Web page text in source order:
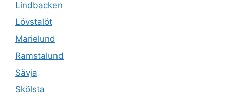
Lindbacken
Lövstalöt
Marielund
Ramstalund
Sävja
Skölsta